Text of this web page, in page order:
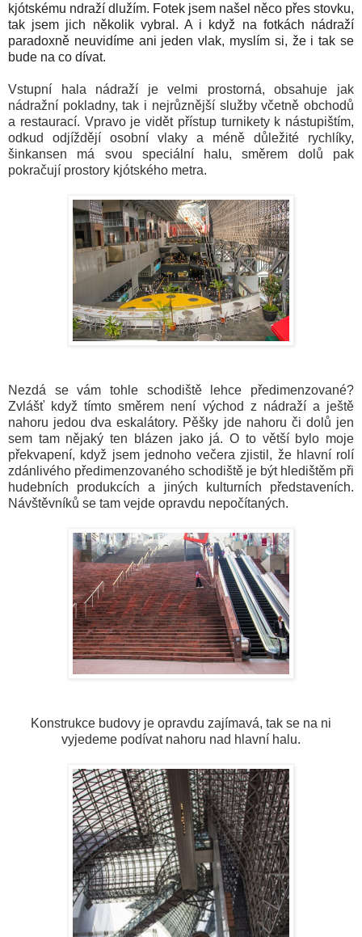
kjótskému ndraží dlužím. Fotek jsem našel něco přes stovku,
tak jsem jich několik vybral. A i když na fotkách nádraží
paradoxně neuvidíme ani jeden vlak, myslím si, že i tak se
bude na co dívat.
Vstupní hala nádraží je velmi prostorná, obsahuje jak
nádražní pokladny, tak i nejrůznější služby včetně obchodů
a restaurací. Vpravo je vidět přístup turnikety k nástupištím,
odkud odjíždějí osobní vlaky a méně důležité rychlíky,
šinkansen má svou speciální halu, směrem dolů pak
pokračují prostory kjótského metra.
Nezdá se vám tohle schodiště lehce předimenzované?
Zvlášť když tímto směrem není východ z nádraží a ještě
nahoru jedou dva eskalátory. Pěšky jde nahoru či dolů jen
sem tam nějaký ten blázen jako já. O to větší bylo moje
překvapení, když jsem jednoho večera zjistil, že hlavní rolí
zdánlivého předimenzovaného schodiště je být hledištěm při
hudebních produkcích a jiných kulturních představeních.
Návštěvníků se tam vejde opravdu nepočítaných.
Konstrukce budovy je opravdu zajímavá, tak se na ni
vyjedeme podívat nahoru nad hlavní halu.